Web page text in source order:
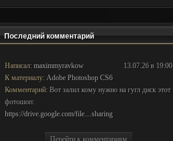
Последний комментарий
13.07.26 в 19:00
Написал: maximmyravkow
К материалу: Adobe Photoshop CS6
Комментарий: Вот залил кому нужно на гугл диск этот
фотошоп:
https://drive.google.com/file....sharing
Перейти к комментариям